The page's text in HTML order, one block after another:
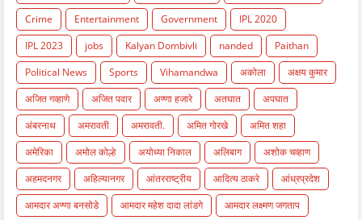
Crime
Entertainment Government
IPL 2020
IPL 2023
jobs Kalyan Dombivli nanded
Paithan
Political News
Sports Vihamandwa अकोला
अक्षय कुमार
अजित गव्हाणे
अजित पवार अण्णा हजारे अतघात
अपघात
अंबरनाथ
अमरावती अमरावती. अमित गोरखे
अमित शहा
अमेरिका
अमोल कोल्हे अयोध्या निकाल अलिबाग
अशोक चव्हाण
अहमदनगर
अहिल्यानगर आंतरराष्ट्रीय आदित्य ठाकरे
आंध्रप्रदेश
आमदार अण्णा बनसोडे
आमदार महेश दादा लांडगे
आमदार लक्ष्मण जगताप